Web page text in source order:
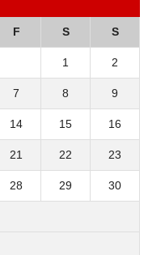
F S S
1 2
7 8 9
14 15 16
21 22 23
28 29 30